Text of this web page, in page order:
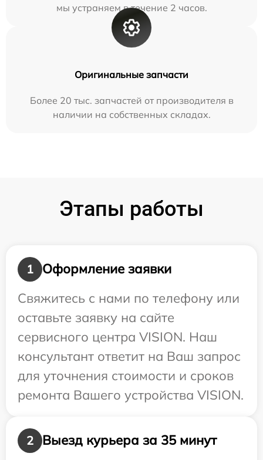
мы устраняем в течение 2 часов.
Оригинальные запчасти
Более 20 тыс. запчастей от производителя в
наличии на собственных складах.
Этапы работы
1
Оформление заявки
Свяжитесь с нами по телефону или
оставьте заявку на сайте
сервисного центра VISION. Наш
консультант ответит на Ваш запрос
для уточнения стоимости и сроков
ремонта Вашего устройства VISION.
2 Выезд курьера за 35 минут